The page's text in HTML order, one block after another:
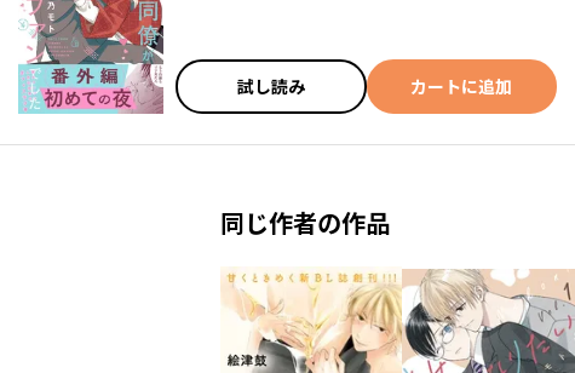
試し読み カートに追加
同じ作者の作品